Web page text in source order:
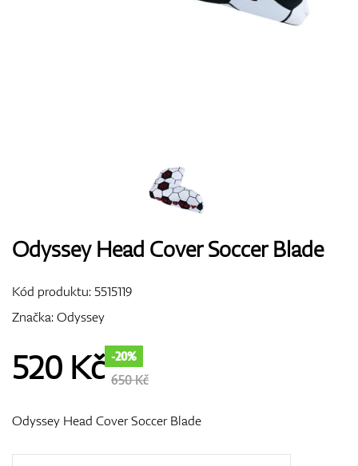
Bagy
GPS/Dálkoměry
Doplňky
Odyssey Head Cover Soccer Blade
Kód produktu:5515119
Značka:Odyssey
520 Kč -20%
650 Kč
Odyssey Head Cover Soccer Blade